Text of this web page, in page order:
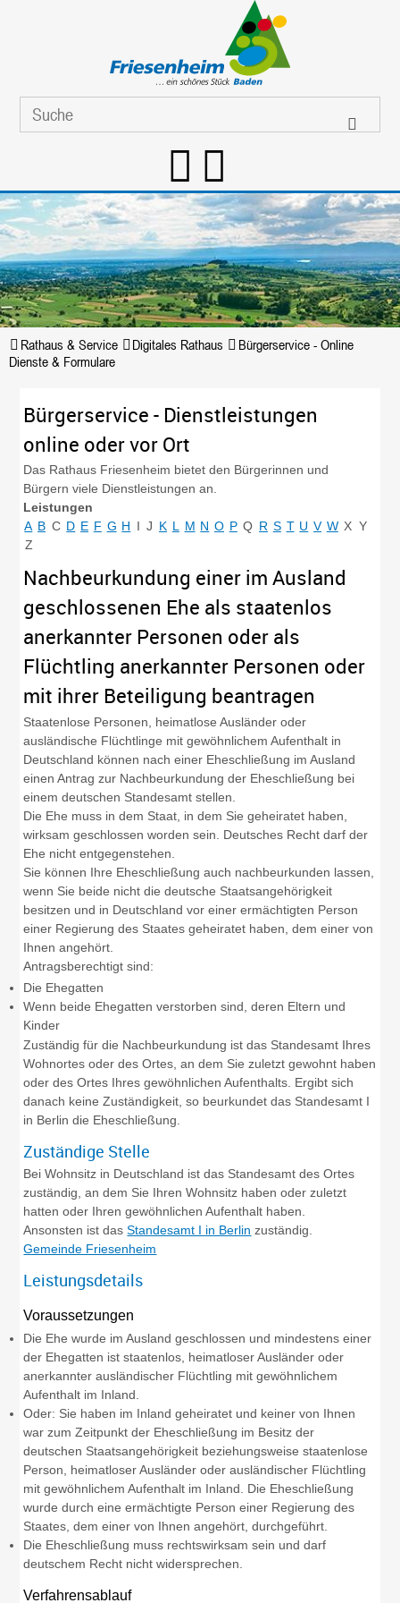
Rathaus & Service Digitales Rathaus
Bürgerservice - Online
Dienste & Formulare
Bürgerservice - Dienstleistungen
online oder vor Ort
Das Rathaus Friesenheim bietet den Bürgerinnen und
Bürgern viele Dienstleistungen an.
Leistungen
A B C D E F G H I J K L M N O P Q R S T U V W X Y
Z
Nachbeurkundung einer im Ausland
geschlossenen Ehe als staatenlos
anerkannter Personen oder als
Flüchtling anerkannter Personen oder
mit ihrer Beteiligung beantragen
Staatenlose Personen, heimatlose Ausländer oder
ausländische Flüchtlinge mit gewöhnlichem Aufenthalt in
Deutschland können nach einer Eheschließung im Ausland
einen Antrag zur Nachbeurkundung der Eheschließung bei
einem deutschen Standesamt stellen.
Die Ehe muss in dem Staat, in dem Sie geheiratet haben,
wirksam geschlossen worden sein. Deutsches Recht darf der
Ehe nicht entgegenstehen.
Sie können Ihre Eheschließung auch nachbeurkunden lassen,
wenn Sie beide nicht die deutsche Staatsangehörigkeit
besitzen und in Deutschland vor einer ermächtigten Person
einer Regierung des Staates geheiratet haben, dem einer von
Ihnen angehört.
Antragsberechtigt sind:
Die Ehegatten
Wenn beide Ehegatten verstorben sind, deren Eltern und
Kinder
Zuständig für die Nachbeurkundung ist das Standesamt Ihres
Wohnortes oder des Ortes, an dem Sie zuletzt gewohnt haben
oder des Ortes Ihres gewöhnlichen Aufenthalts. Ergibt sich
danach keine Zuständigkeit, so beurkundet das Standesamt I
in Berlin die Eheschließung.
Zuständige Stelle
Bei Wohnsitz in Deutschland ist das Standesamt des Ortes
zuständig, an dem Sie Ihren Wohnsitz haben oder zuletzt
hatten oder Ihren gewöhnlichen Aufenthalt haben.
Ansonsten ist dasStandesamt I in Berlin zuständig.
Gemeinde Friesenheim
Leistungsdetails
Voraussetzungen
Die Ehe wurde im Ausland geschlossen und mindestens einer
der Ehegatten ist staatenlos, heimatloser Ausländer oder
anerkannter ausländischer Flüchtling mit gewöhnlichem
Aufenthalt im Inland.
Oder: Sie haben im Inland geheiratet und keiner von Ihnen
war zum Zeitpunkt der Eheschließung im Besitz der
deutschen Staatsangehörigkeit beziehungsweise staatenlose
Person, heimatloser Ausländer oder ausländischer Flüchtling
mit gewöhnlichem Aufenthalt im Inland. Die Eheschließung
wurde durch eine ermächtigte Person einer Regierung des
Staates, dem einer von Ihnen angehört, durchgeführt.
Die Eheschließung muss rechtswirksam sein und darf
deutschem Recht nicht widersprechen.
Verfahrensablauf